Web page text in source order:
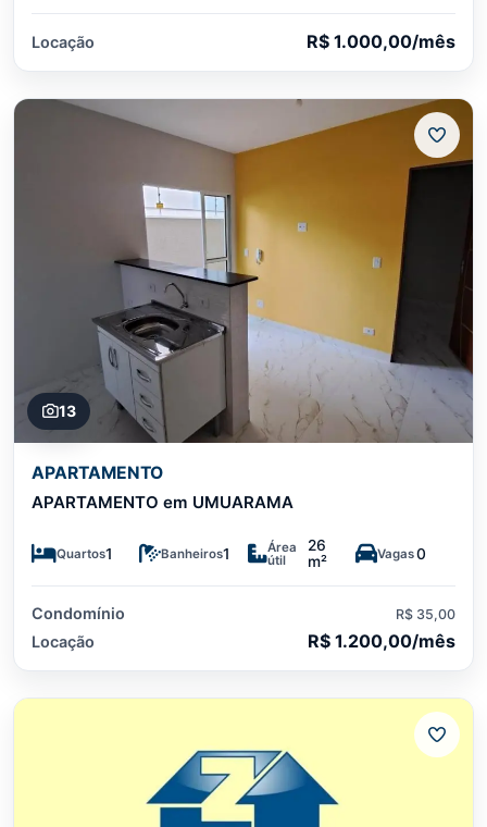
Locação R$ 1.000,00/mês
13
APARTAMENTO
APARTAMENTO em UMUARAMA
Quartos1 Banheiros1
Área
útil
26
m²
Vagas0
Condomínio R$ 35,00
Locação R$ 1.200,00/mês